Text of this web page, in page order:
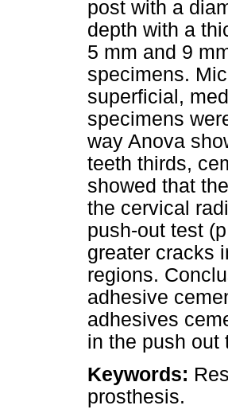
post with a
depth with a
5 mm and 9
specimens.
superficial,
specimens
way Anova
teeth thirds,
showed that
the cervical
push-out test
greater cracks
regions.
adhesive
adhesives
in the push out
Keywords:
prosthesis.